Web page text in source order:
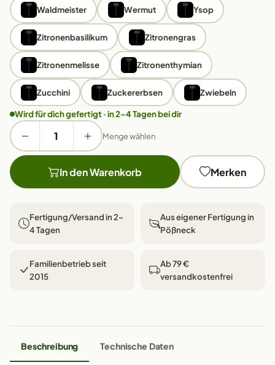
Waldmeister Wermut Ysop
Zitronenbasilikum Zitronengras
Zitronenmelisse Zitronenthymian
Zucchini Zuckererbsen Zwiebeln
Wird für dich gefertigt · in 2–4 Tagen bei dir
Menge wählen
In den Warenkorb Merken
Fertigung/Versand in 2–
4 Tagen
Aus eigener Fertigung in
Pößneck
Familienbetrieb seit
2015
Ab 79 €
versandkostenfrei
Beschreibung Technische Daten